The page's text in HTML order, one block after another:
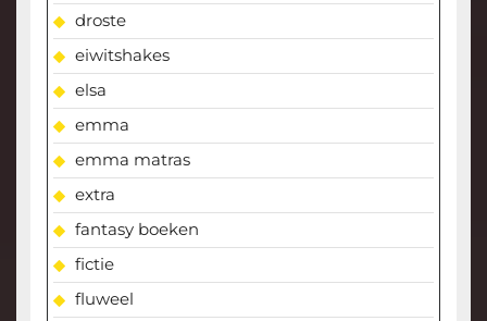
droste
eiwitshakes
elsa
emma
emma matras
extra
fantasy boeken
fictie
fluweel